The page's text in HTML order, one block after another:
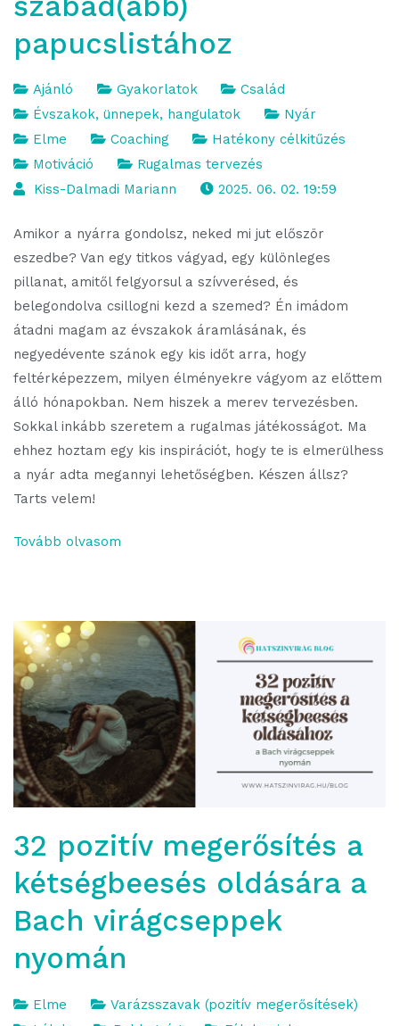
papucslistához
Ajánló Gyakorlatok
Család
Évszakok, ünnepek, hangulatok
Nyár
Elme
Coaching
Hatékony célkitűzés
Motiváció
Rugalmas tervezés
Kiss-Dalmadi Mariann
2025. 06. 02. 19:59
Amikor a nyárra gondolsz, neked mi jut először
eszedbe? Van egy titkos vágyad, egy különleges
pillanat, amitől felgyorsul a szívverésed, és
belegondolva csillogni kezd a szemed? Én imádom
átadni magam az évszakok áramlásának, és
negyedévente szánok egy kis időt arra, hogy
feltérképezzem, milyen élményekre vágyom az előttem
álló hónapokban. Nem hiszek a merev tervezésben.
Sokkal inkább szeretem a rugalmas játékosságot. Ma
ehhez hoztam egy kis inspirációt, hogy te is elmerülhess
a nyár adta megannyi lehetőségben. Készen állsz?
Tarts velem!
Tovább olvasom
32 pozitív megerősítés a
kétségbeesés oldására a
Bach virágcseppek
nyomán
Elme
Varázsszavak (pozitív megerősítések)